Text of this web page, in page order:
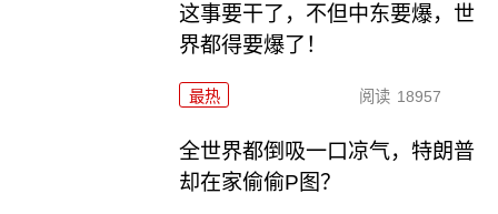
这事要干了，不但中东要爆，世
界都得要爆了！
最热 阅读 18957
全世界都倒吸一口凉气，特朗普
却在家偷偷P图？